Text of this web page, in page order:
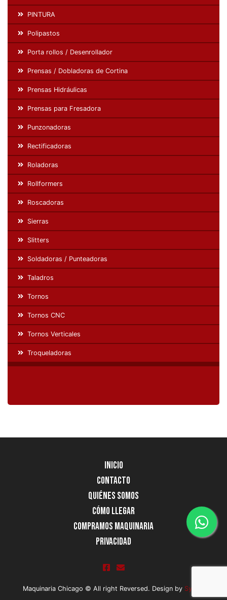
PINTURA
Polipastos
Porta rollos / Desenrollador
Prensas / Dobladoras de Cortina
Prensas Hidráulicas
Prensas para Fresadora
Punzonadoras
Rectificadoras
Roladoras
Rollformers
Roscadoras
Sierras
Slitters
Soldadoras / Punteadoras
Taladros
Tornos
Tornos CNC
Tornos Verticales
Troqueladoras
Inicio
Contacto
Quiénes Somos
Cómo llegar
Compramos Maquinaria
Privacidad
Maquinaria Chicago © All right Reversed. Design by SysOp